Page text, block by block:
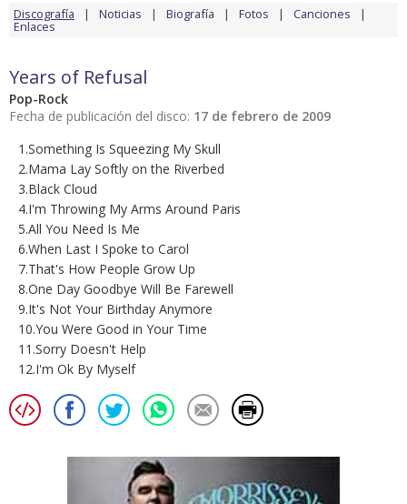
Discografía Noticias Biografía Fotos Canciones
Enlaces
Years of Refusal
Pop-Rock
Fecha de publicación del disco: 17 de febrero de 2009
1.Something Is Squeezing My Skull
2.Mama Lay Softly on the Riverbed
3.Black Cloud
4.I'm Throwing My Arms Around Paris
5.All You Need Is Me
6.When Last I Spoke to Carol
7.That's How People Grow Up
8.One Day Goodbye Will Be Farewell
9.It's Not Your Birthday Anymore
10.You Were Good in Your Time
11.Sorry Doesn't Help
12.I'm Ok By Myself